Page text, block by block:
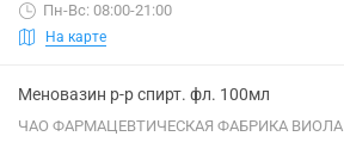
Пн-Вс: 08:00-21:00
На карте
Меновазин р-р спирт. фл. 100мл
ЧАО ФАРМАЦЕВТИЧЕСКАЯ ФАБРИКА ВИОЛА